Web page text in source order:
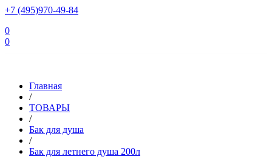
+7 (495)970-49-84
0
0
Главная
/
ТОВАРЫ
/
Бак для душа
/
Бак для летнего душа 200л